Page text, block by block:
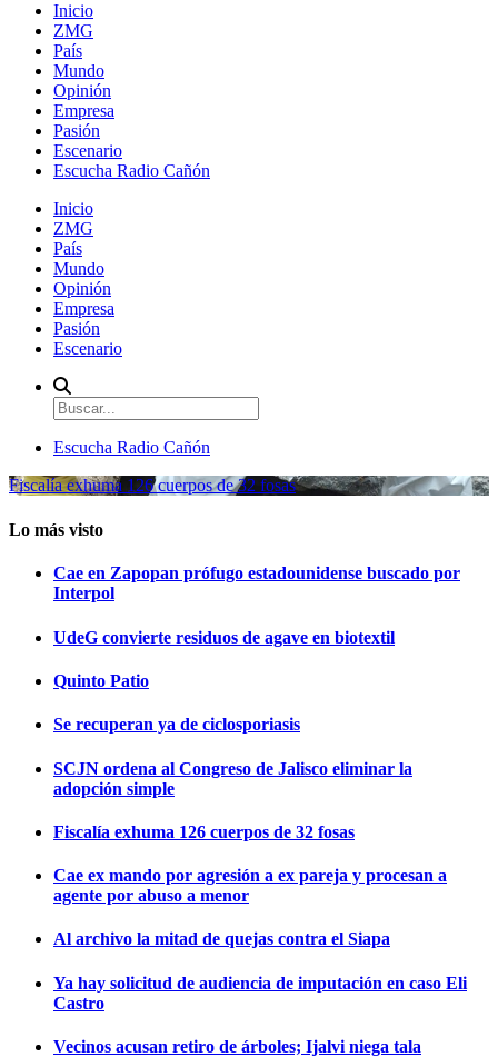
Inicio
ZMG
País
Mundo
Opinión
Empresa
Pasión
Escenario
Escucha Radio Cañón
Inicio
ZMG
País
Mundo
Opinión
Empresa
Pasión
Escenario
Escucha Radio Cañón
Fiscalía exhuma 126 cuerpos de 32 fosas
Lo más visto
Cae en Zapopan prófugo estadounidense buscado por
Interpol
UdeG convierte residuos de agave en biotextil
Quinto Patio
Se recuperan ya de ciclosporiasis
SCJN ordena al Congreso de Jalisco eliminar la
adopción simple
Fiscalía exhuma 126 cuerpos de 32 fosas
Cae ex mando por agresión a ex pareja y procesan a
agente por abuso a menor
Al archivo la mitad de quejas contra el Siapa
Ya hay solicitud de audiencia de imputación en caso Eli
Castro
Vecinos acusan retiro de árboles; Ijalvi niega tala